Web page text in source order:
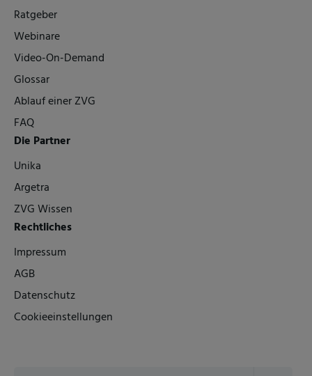
Ratgeber
Webinare
Video-On-Demand
Glossar
Ablauf einer ZVG
FAQ
Die Partner
Unika
Argetra
ZVG Wissen
Rechtliches
Impressum
AGB
Datenschutz
Cookieeinstellungen